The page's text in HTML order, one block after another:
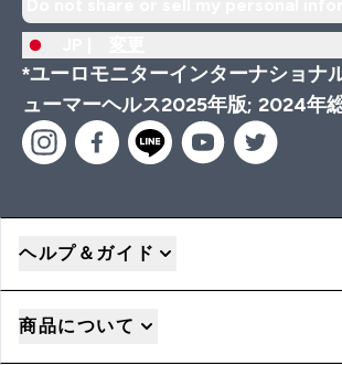
*ユーロモニターインターナショナ
ューマーヘルス2025年版; 2024年
ヘルプ＆ガイド
商品について